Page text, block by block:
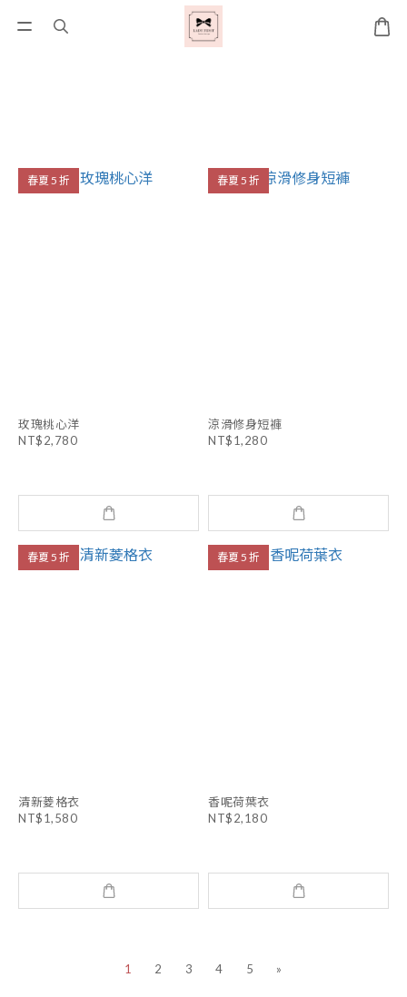
春夏 5 折
玫瑰桃心洋
NT$2,780
春夏 5 折
涼滑修身短褲
NT$1,280
春夏 5 折
清新菱格衣
NT$1,580
春夏 5 折
香呢荷葉衣
NT$2,180
1 2 3 4 5 »